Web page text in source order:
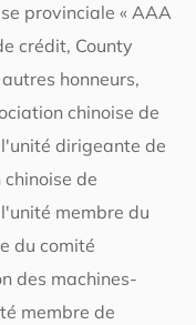
provinciale « AAA
crédit, County
honneurs,
chinoise de
dirigeante de
de
membre du
du comité
des machines-
membre de